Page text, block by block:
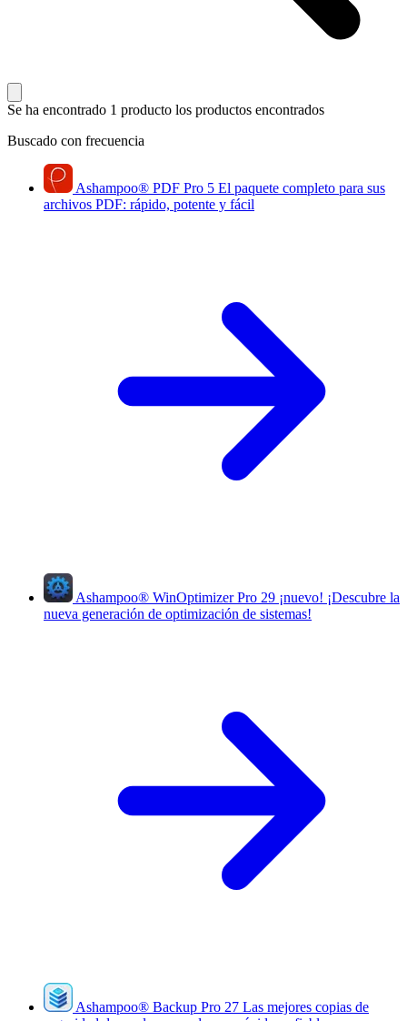
Se ha encontrado 1 producto los productos encontrados
Buscado con frecuencia
Ashampoo® PDF Pro 5 El paquete completo para sus
archivos PDF: rápido, potente y fácil
Ashampoo® WinOptimizer Pro 29 ¡nuevo! ¡Descubre la
nueva generación de optimización de sistemas!
Ashampoo® Backup Pro 27 Las mejores copias de